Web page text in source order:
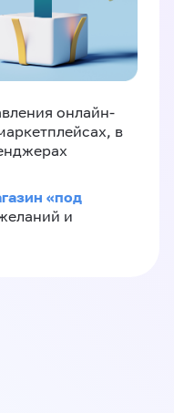
онлайн-
в
«‎под
и